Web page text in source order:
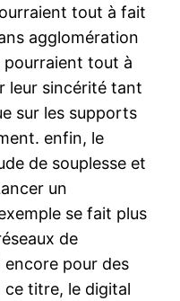
tout à fait
agglomération
pourraient tout à
leur sincérité tant
sur les supports
enfin, le
de souplesse et
un
se fait plus
de
pour des
ce titre, le digital